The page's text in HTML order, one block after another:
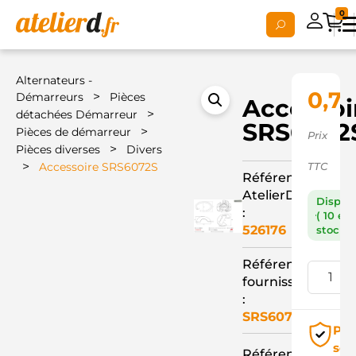
0
Alternateurs -
Démarreurs
>
Pièces
détachées Démarreur
>
Pièces de démarreur >
Pièces diverses > Divers
> Accessoire SRS6072S
Référence
AtelierD
:
526176
Référence
fournisseur
:
SRS6072S
0,71
Prix
TTC
( 10 en
stock )